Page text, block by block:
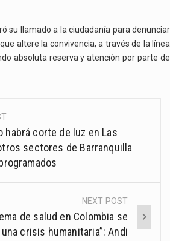
su llamado a la ciudadanía para denunciar
altere la convivencia, a través de la línea
absoluta reserva y atención por parte de
habrá corte de luz en Las
sectores de Barranquilla
NEXT POST
de salud en Colombia se
crisis humanitaria”: Andi